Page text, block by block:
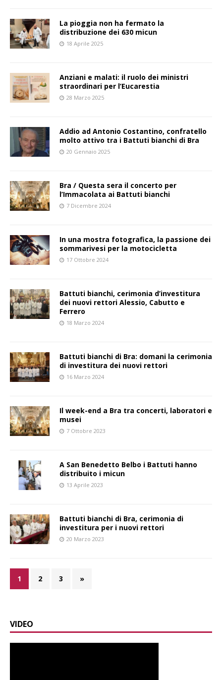
La pioggia non ha fermato la
distribuzione dei 630 micun
18 Aprile 2025
Anziani e malati: il ruolo dei ministri
straordinari per l’Eucarestia
28 Marzo 2025
Addio ad Antonio Costantino, confratello
molto attivo tra i Battuti bianchi di Bra
20 Gennaio 2025
Bra / Questa sera il concerto per
l’Immacolata ai Battuti bianchi
7 Dicembre 2024
In una mostra fotografica, la passione dei
sommarivesi per la motocicletta
17 Ottobre 2024
Battuti bianchi, cerimonia d’investitura
dei nuovi rettori Alessio, Cabutto e
Ferrero
18 Marzo 2024
Battuti bianchi di Bra: domani la cerimonia
di investitura dei nuovi rettori
16 Marzo 2024
Il week-end a Bra tra concerti, laboratori e
musei
7 Ottobre 2023
A San Benedetto Belbo i Battuti hanno
distribuito i micun
13 Aprile 2023
Battuti bianchi di Bra, cerimonia di
investitura per i nuovi rettori
20 Marzo 2023
1 2 3 »
VIDEO